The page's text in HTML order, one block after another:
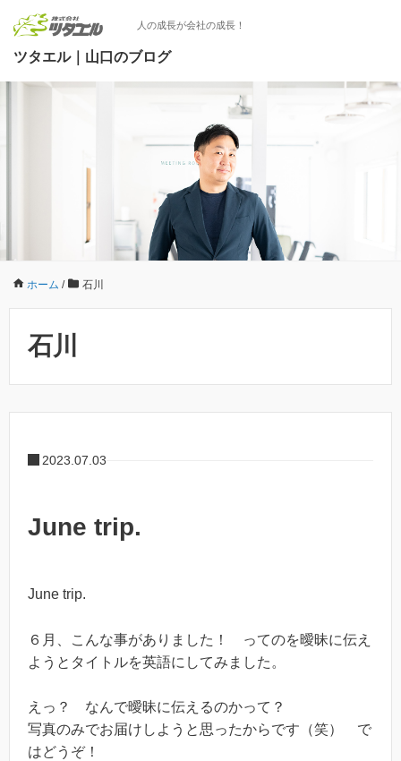
人の成長が会社の成長！
ツタエル｜山口のブログ
ホーム / 石川
石川
2023.07.03
June trip.
June trip.
６月、こんな事がありました！ ってのを曖昧に伝え
ようとタイトルを英語にしてみました。
えっ？ なんで曖昧に伝えるのかって？
写真のみでお届けしようと思ったからです（笑） で
はどうぞ！